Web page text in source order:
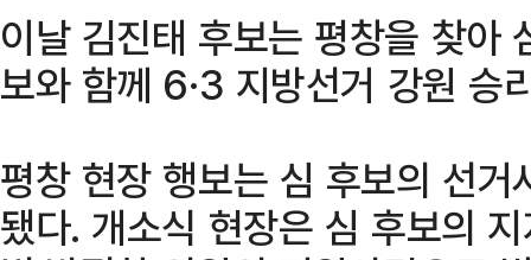
이날 김진태 후보는 평창을 찾아
보와 함께 6·3 지방선거 강원 승
평창 현장 행보는 심 후보의 선
됐다. 개소식 현장은 심 후보의